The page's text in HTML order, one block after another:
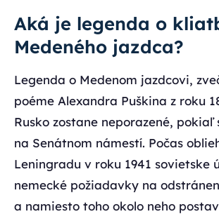
Aká je legenda o
Medeného jazdca?
Legenda o Medenom jazdcovi,
poéme Alexandra Puškina z roku
Rusko zostane neporazené, pokiaľ
na Senátnom námestí. Počas
Leningradu v roku 1941 sovietske
nemecké požiadavky na
a namiesto toho okolo neho